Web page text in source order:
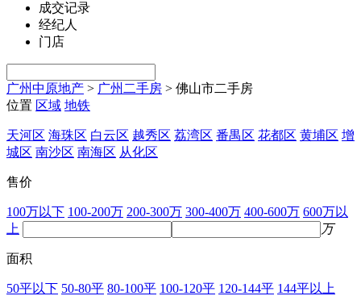
成交记录
经纪人
门店
广州中原地产 > 广州二手房 > 佛山市二手房
位置 区域 地铁
天河区 海珠区 白云区 越秀区 荔湾区 番禺区 花都区 黄埔区 增
城区 南沙区 南海区 从化区
售价
100万以下 100-200万 200-300万 300-400万 400-600万 600万以
上
万
面积
50平以下 50-80平 80-100平 100-120平 120-144平 144平以上